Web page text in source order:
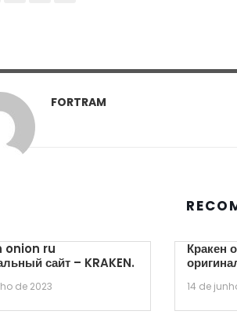
FORTRAM
onion ru
сайт – KRAKEN.
de 2023
Кракен
14 de